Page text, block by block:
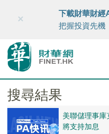
財華智庫網 FINTV
×
下載財華財經
把握投資先機
搜尋結果
美聯儲理事
將支持加息